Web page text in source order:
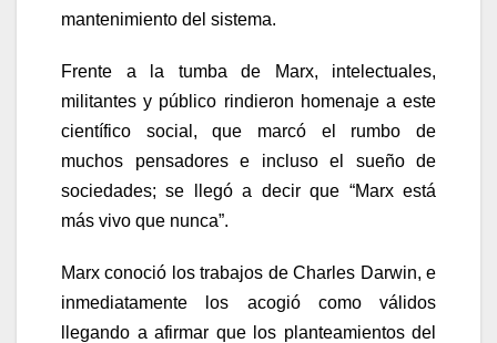
mantenimiento del sistema.
Frente a la tumba de Marx, intelectuales,
militantes y público rindieron homenaje a este
científico social, que marcó el rumbo de
muchos pensadores e incluso el sueño de
sociedades; se llegó a decir que “Marx está
más vivo que nunca”.
Marx conoció los trabajos de Charles Darwin, e
inmediatamente los acogió como válidos
llegando a afirmar que los planteamientos del